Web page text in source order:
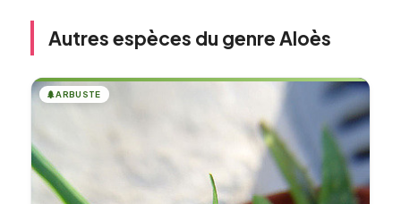
Autres espèces du genre Aloès
🌲ARBUSTE